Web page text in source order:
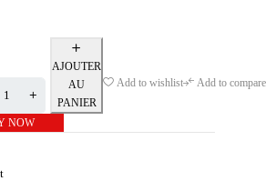
AJOUTER
AU
PANIER
NOW
Add to wishlist Add to compare